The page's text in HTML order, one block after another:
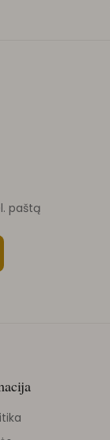
paštą